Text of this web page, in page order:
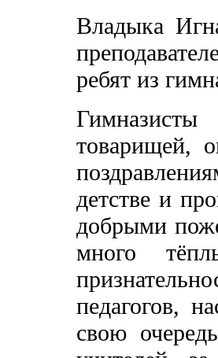
Владыка
ребят из
Гимназисты
товарищей,
детстве и
добрыми
много
педагогов,
свою